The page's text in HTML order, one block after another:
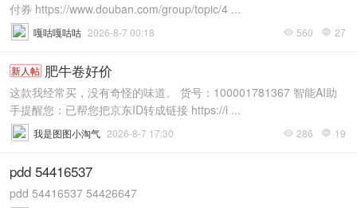
付券 https://www.douban.com/group/topic/4 ...
 560  27
嘎咕嘎咕咕 2026-8-7 00:18
新人帖 肥牛卷好价
这款我经常买，没有奇怪的味道。 货号：100001781367 智能AI助
手提醒您：已帮您把京东ID转成链接 https://i ...
 286  19
我是图图小淘气 2026-8-7 17:30
pdd 54416537
pdd 54416537 54426647